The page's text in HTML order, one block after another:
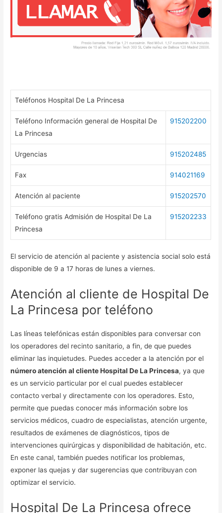
Teléfonos Hospital De La Princesa
Teléfono Información general de Hospital De
La Princesa
915202200
Urgencias 915202485
Fax 914021169
Atención al paciente 915202570
Teléfono gratis Admisión de Hospital De La
Princesa
915202233
El servicio de atención al paciente y asistencia social solo está
disponible de 9 a 17 horas de lunes a viernes.
Atención al cliente de Hospital De
La Princesa por teléfono
Las líneas telefónicas están disponibles para conversar con
los operadores del recinto sanitario, a fin, de que puedes
eliminar las inquietudes. Puedes acceder a la atención por el
número atención al cliente Hospital De La Princesa, ya que
es un servicio particular por el cual puedes establecer
contacto verbal y directamente con los operadores. Esto,
permite que puedas conocer más información sobre los
servicios médicos, cuadro de especialistas, atención urgente,
resultados de exámenes de diagnósticos, tipos de
intervenciones quirúrgicas y disponibilidad de habitación, etc.
En este canal, también puedes notificar los problemas,
exponer las quejas y dar sugerencias que contribuyan con
optimizar el servicio.
Hospital De La Princesa ofrece